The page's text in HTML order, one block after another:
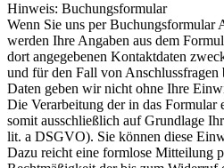
Hinweis: Buchungsformular
Wenn Sie uns per Buchungsformular
werden Ihre Angaben aus dem
dort angegebenen Kontaktdaten
und für den Fall von Anschlussfragen
Daten geben wir nicht ohne Ihre
Die Verarbeitung der in das Formular
somit ausschließlich auf Grundlage
lit. a DSGVO). Sie können diese
Dazu reicht eine formlose Mitteilung